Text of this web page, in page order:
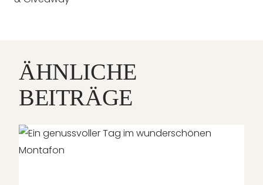
ÄHNLICHE
BEITRÄGE